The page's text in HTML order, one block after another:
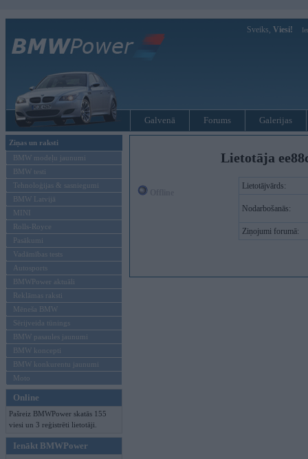
Sveiks, Viesi!
Galvenā Forums Galerijas
Ziņas un raksti
BMW modeļu jaunumi
BMW testi
Tehnoloģijas & sasniegumi
BMW Latvijā
MINI
Rolls-Royce
Pasākumi
Vadāmības tests
Autosports
BMWPower aktuāli
Reklāmas raksti
Mēneša BMW
Sērijveida tūnings
BMW pasaules jaunumi
BMW koncepti
BMW konkurentu jaunumi
Moto
Online
Pašreiz BMWPower skatās 155
viesi un 3 reģistrēti lietotāji.
Ienākt BMWPower
Lietotāja
Lietotājvārds:
Nodarbošanās:
Ziņojumi forumā: